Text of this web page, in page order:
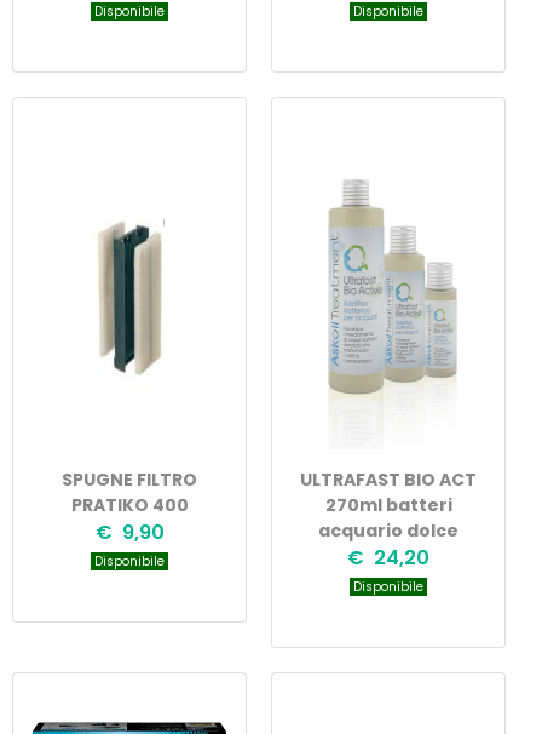
Disponibile Disponibile
SPUGNE FILTRO
PRATIKO 400
€ 9,90
Disponibile
ULTRAFAST BIO ACT
270ml batteri
acquario dolce
€ 24,20
Disponibile